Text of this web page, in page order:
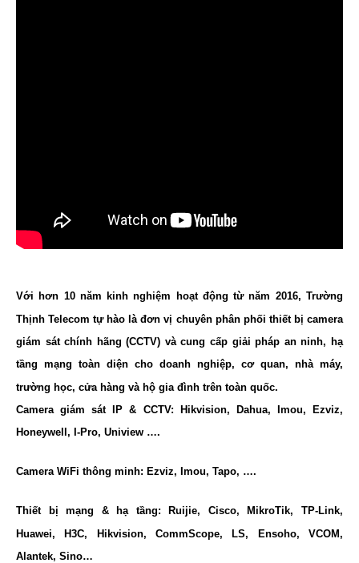
Với hơn 10 năm kinh nghiệm hoạt động từ năm 2016, Trường
Thịnh Telecom tự hào là đơn vị chuyên phân phối thiết bị camera
giám sát chính hãng (CCTV) và cung cấp giải pháp an ninh, hạ
tầng mạng toàn diện cho doanh nghiệp, cơ quan, nhà máy,
trường học, cửa hàng và hộ gia đình trên toàn quốc.
Camera giám sát IP & CCTV: Hikvision, Dahua, Imou, Ezviz,
Honeywell, I-Pro, Uniview ….
Camera WiFi thông minh: Ezviz, Imou, Tapo, ….
Thiết bị mạng & hạ tầng: Ruijie, Cisco, MikroTik, TP-Link,
Huawei, H3C, Hikvision, CommScope, LS, Ensoho, VCOM,
Alantek, Sino…